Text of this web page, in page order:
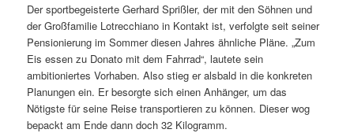
Der sportbegeisterte Gerhard Sprißler, der mit den Söhnen und
der Großfamilie Lotrecchiano in Kontakt ist, verfolgte seit seiner
Pensionierung im Sommer diesen Jahres ähnliche Pläne. „Zum
Eis essen zu Donato mit dem Fahrrad“, lautete sein
ambitioniertes Vorhaben. Also stieg er alsbald in die konkreten
Planungen ein. Er besorgte sich einen Anhänger, um das
Nötigste für seine Reise transportieren zu können. Dieser wog
bepackt am Ende dann doch 32 Kilogramm.